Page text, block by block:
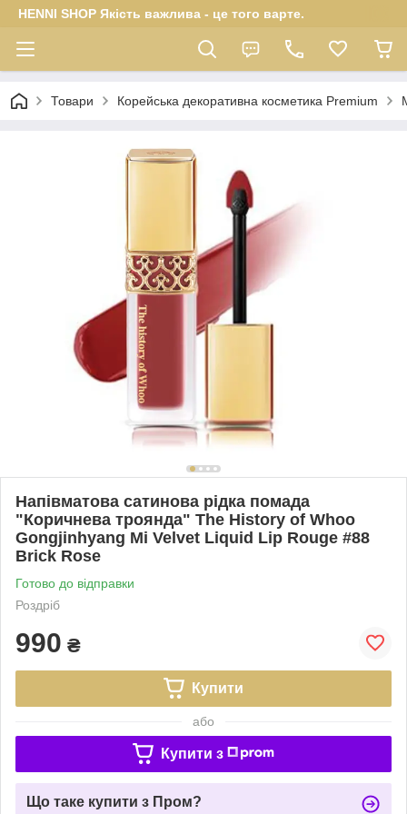
HENNI SHOP Якість важлива - це того варте.
Товари Корейська декоративна косметика Premium
Напівматова сатинова рідка помада
"Коричнева троянда" The History of Whoo
Gongjinhyang Mi Velvet Liquid Lip Rouge #88
Brick Rose
Готово до відправки
Роздріб
990 ₴
Купити
або
Купити з
Що таке купити з Пром?